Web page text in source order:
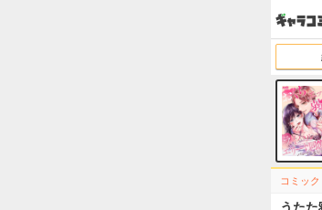
コミック
うた